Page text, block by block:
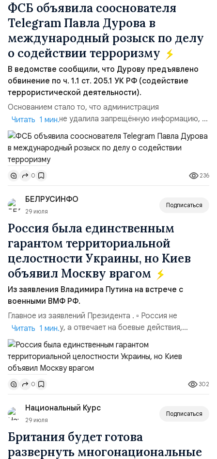
ФСБ объявила сооснователя
Telegram Павла Дурова в
международный розыск по делу
о содействии терроризму
В ведомстве сообщили, что Дурову предъявлено
обвинение по ч. 1.1 ст. 205.1 УК РФ (содействие
террористической деятельности).
Основанием стало то, что администрация
мессенджера не удалила запрещённую информацию, в
том числе в чат‑боте «Дайвинчик / Leo», который с
декабря 2025 года внесён в реестр запрещённых
сайтов за детскую порнографию и ЛГБТ*-пропаганду
(*движение ЛГБТ признано экстремистским и
запрещено в РФ). По данным ФСБ, «в нарушение
российского законода...
Читать 1 мин.
0 236
БЕЛРУСИНФО
29 июля
Подписаться
Россия была единственным
гарантом территориальной
целостности Украины, но Киев
объявил Москву врагом
Из заявления Владимира Путина на встрече с
военными ВМФ РФ.
Главное из заявлений Президента . ▫️ Россия не
начинала войну, а отвечает на боевые действия,
развязанные Киевом при поддержке Запада. ▫️ Сегодня
Киев публично возрождает нацистскую идеологию.
Нет ничего удивительного в агрессии Киева против
мирных людей с учётом его приверженности
неонацизму. ▫️ Герои СВО пишут историю. Потомки
будут учиться на пр...
Читать 1 мин.
0 302
Национальный Курс
29 июля
Подписаться
Британия будет готова
развернуть многонациональные